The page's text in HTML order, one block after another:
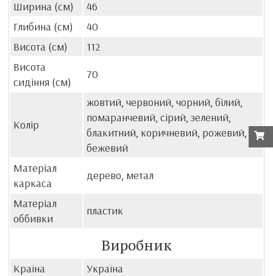
Ширина (см)
46
Глибина (см)
40
Висота (см)
112
Висота
сидіння (см)
70
Колір
жовтий, червоний, чорний, білий,
помаранчевий, сірий, зелений,
блакитний, коричневий, рожевий,
бежевий
Матеріал
каркаса
дерево, метал
Матеріал
оббивки
пластик
Виробник
Країна
Україна